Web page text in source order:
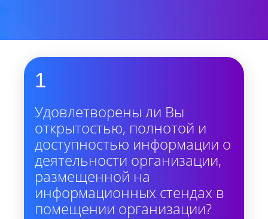
1
Удовлетворены ли Вы
открытостью, полнотой и
доступностью информации о
деятельности организации,
размещенной на
информационных стендах в
помещении организации?